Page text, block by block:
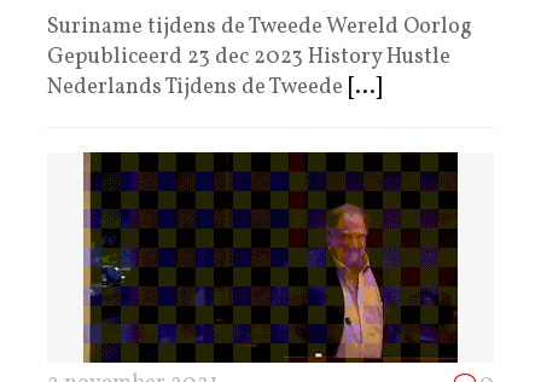
Suriname tijdens de Tweede Wereld Oorlog
Gepubliceerd 23 dec 2023 History Hustle
Nederlands Tijdens de Tweede [...]